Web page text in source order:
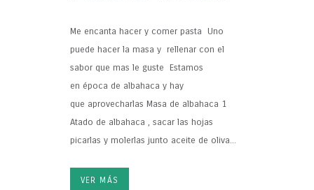
Me encanta hacer y comer pasta Uno
puede hacer la masa y rellenar con el
sabor que mas le guste Estamos
en época de albahaca y hay
que aprovecharlas Masa de albahaca 1
Atado de albahaca , sacar las hojas
picarlas y molerlas junto aceite de oliva...
VER MÁS